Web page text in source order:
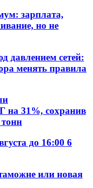
зарплата,
но не
давлением сетей:
менять правила
на 31%, сохранив
до 16:00 6
или новая